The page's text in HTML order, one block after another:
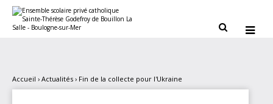
contenu.
personnels
 
Accueil › Actualités › Fin de la collecte pour l'Ukraine